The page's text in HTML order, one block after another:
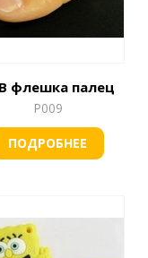
флешка палец
Р009
ПОДРОБНЕЕ